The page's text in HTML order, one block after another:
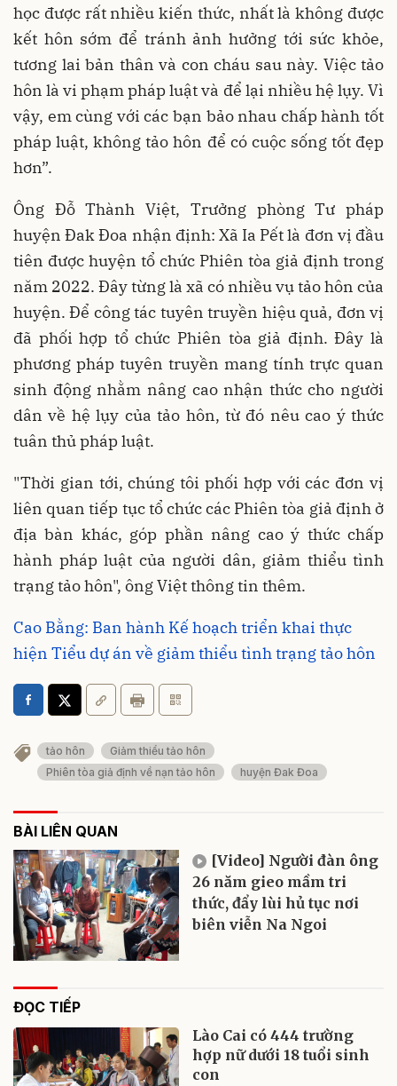
học được rất nhiều kiến thức, nhất là không được
kết hôn sớm để tránh ảnh hưởng tới sức khỏe,
tương lai bản thân và con cháu sau này. Việc tảo
hôn là vi phạm pháp luật và để lại nhiều hệ lụy. Vì
vậy, em cùng với các bạn bảo nhau chấp hành tốt
pháp luật, không tảo hôn để có cuộc sống tốt đẹp
hơn”.
Ông Đỗ Thành Việt, Trưởng phòng Tư pháp
huyện Đak Đoa nhận định: Xã Ia Pết là đơn vị đầu
tiên được huyện tổ chức Phiên tòa giả định trong
năm 2022. Đây từng là xã có nhiều vụ tảo hôn của
huyện. Để công tác tuyên truyền hiệu quả, đơn vị
đã phối hợp tổ chức Phiên tòa giả định. Đây là
phương pháp tuyên truyền mang tính trực quan
sinh động nhằm nâng cao nhận thức cho người
dân về hệ lụy của tảo hôn, từ đó nêu cao ý thức
tuân thủ pháp luật.
"Thời gian tới, chúng tôi phối hợp với các đơn vị
liên quan tiếp tục tổ chức các Phiên tòa giả định ở
địa bàn khác, góp phần nâng cao ý thức chấp
hành pháp luật của người dân, giảm thiểu tình
trạng tảo hôn", ông Việt thông tin thêm.
Cao Bằng: Ban hành Kế hoạch triển khai thực
hiện Tiểu dự án về giảm thiểu tình trạng tảo hôn
tảo hôn
Giảm thiểu tảo hôn
Phiên tòa giả định về nạn tảo hôn
huyện Đak Đoa
BÀI LIÊN QUAN
[Video] Người đàn ông
26 năm gieo mầm tri
thức, đẩy lùi hủ tục nơi
biên viễn Na Ngoi
ĐỌC TIẾP
Lào Cai có 444 trường
hợp nữ dưới 18 tuổi sinh
con